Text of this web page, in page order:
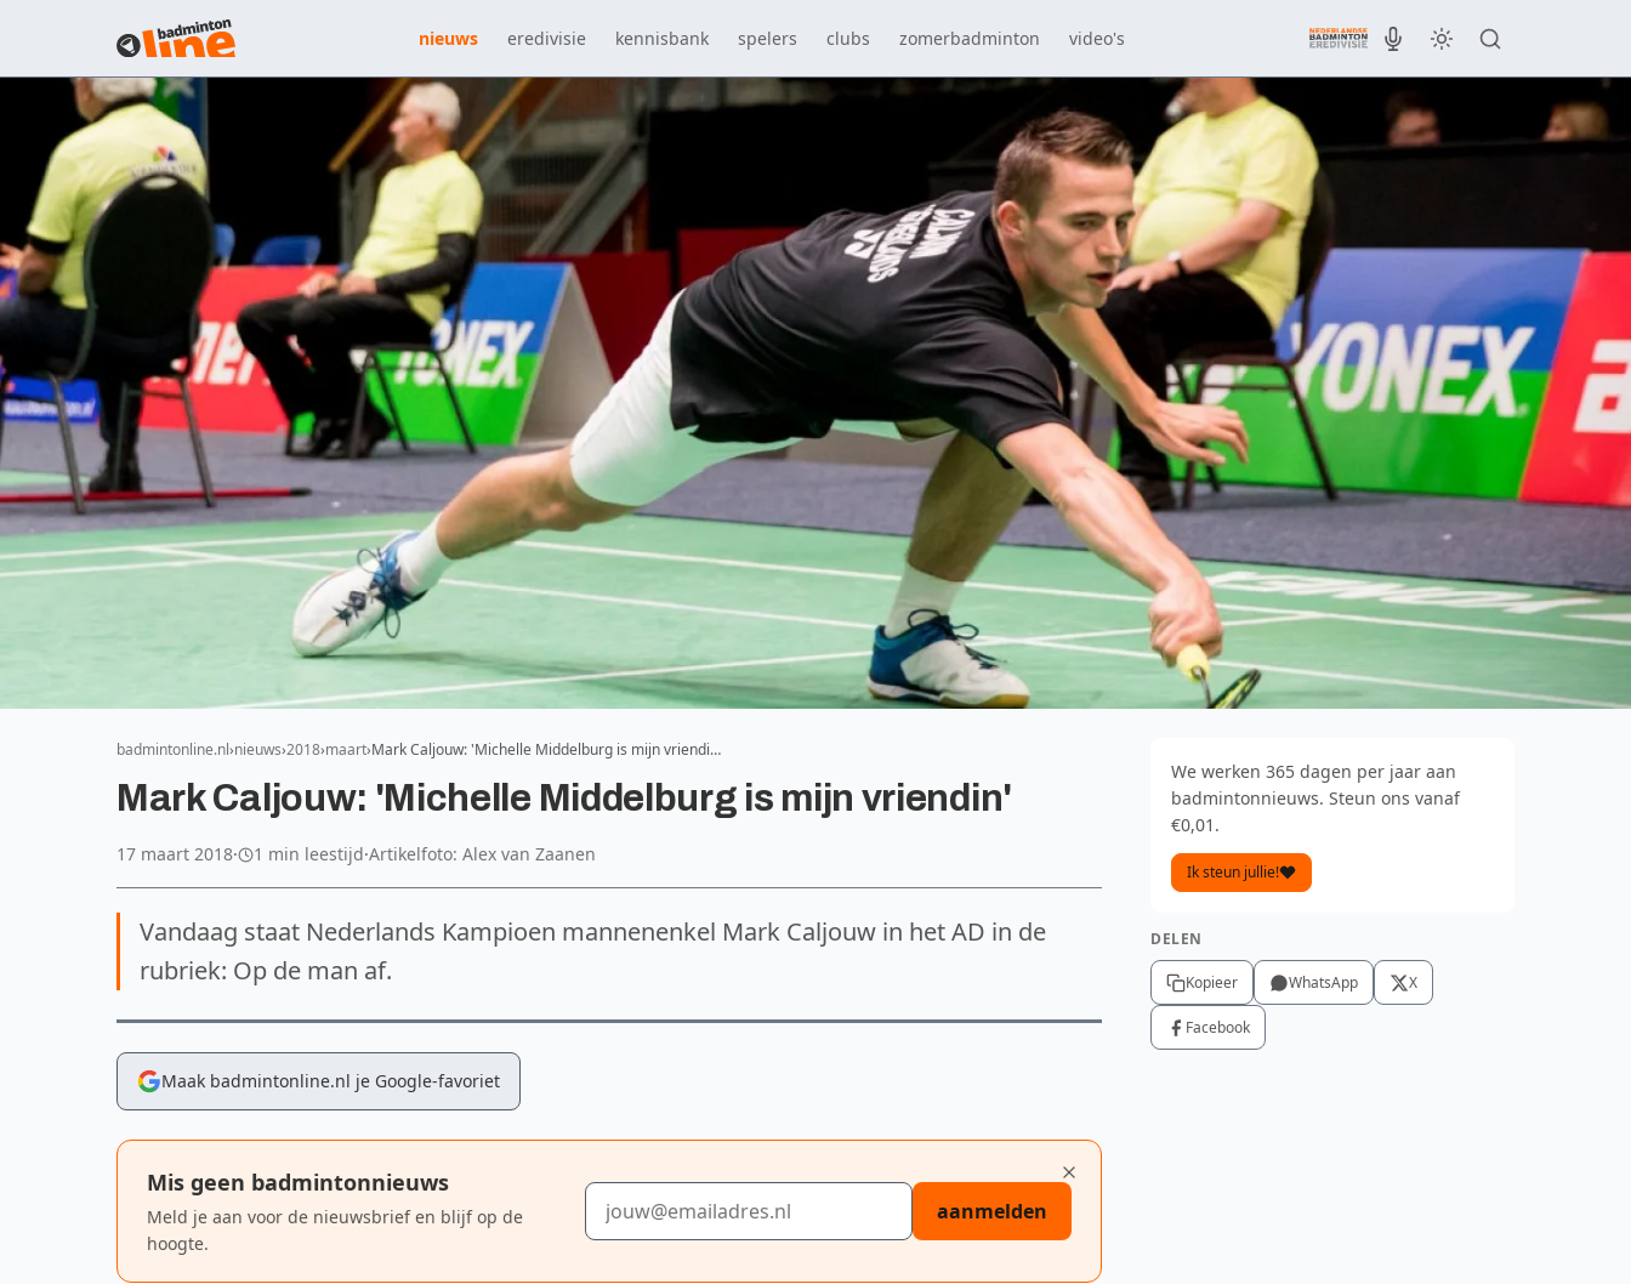
nieuws eredivisie kennisbank spelers clubs zomerbadminton video's
badmintonline.nl nieuws 2018 maart Mark Caljouw: 'Michelle Middelburg is mijn vriendi…
Mark Caljouw: 'Michelle Middelburg is mijn vriendin'
17 maart 2018· 1 min leestijd·Artikelfoto: Alex van Zaanen
Vandaag staat Nederlands Kampioen mannenenkel Mark Caljouw in het AD in de
rubriek: Op de man af.
Maak badmintonline.nl je Google-favoriet
Mis geen badmintonnieuws
Meld je aan voor de nieuwsbrief en blijf op de
hoogte.
E-mailadres
aanmelden
We werken 365 dagen per jaar aan
badmintonnieuws. Steun ons vanaf
€0,01.
Ik steun jullie!
DELEN
Kopieer WhatsApp X
Facebook